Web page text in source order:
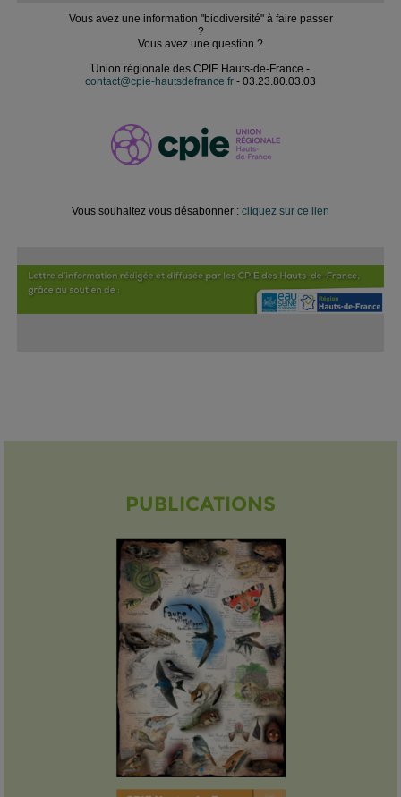
Vous avez une information "biodiversité" à faire passer
?
Vous avez une question ?
Union régionale des CPIE Hauts-de-France -
contact@cpie-hautsdefrance.fr - 03.23.80.03.03
Vous souhaitez vous désabonner : cliquez sur ce lien
PUBLICATIONS